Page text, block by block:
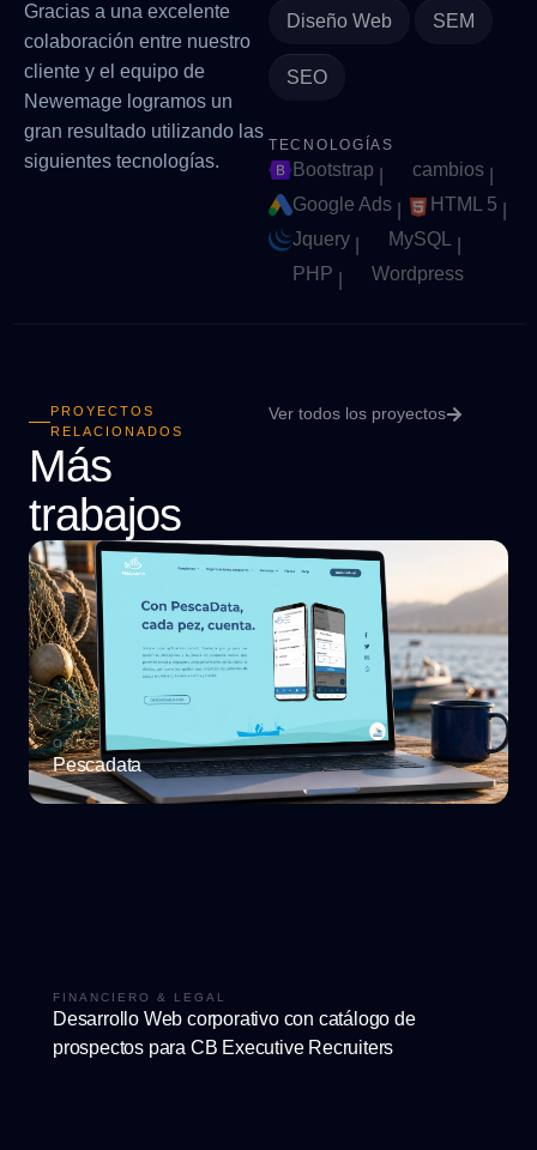
Gracias a una excelente
colaboración entre nuestro
cliente y el equipo de
Newemage logramos un
gran resultado utilizando las
siguientes tecnologías.
Diseño Web SEM
SEO
TECNOLOGÍAS
Bootstrap cambios
Google Ads
HTML 5
Jquery
MySQL
PHP
Wordpress
PROYECTOS
RELACIONADOS
Más
trabajos
Ver todos los proyectos
ONGS
Pescadata
FINANCIERO & LEGAL
Desarrollo Web corporativo con catálogo de
prospectos para CB Executive Recruiters